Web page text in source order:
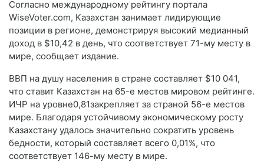
Согласно международному рейтингу портала
WiseVoter.com, Казахстан занимает лидирующие
позиции в регионе, демонстрируя высокий медианный
доход в $10,42 в день, что соответствует 71-му месту в
мире, сообщает издание.
ВВП на душу населения в стране составляет $10 041,
что ставит Казахстан на 65-е местов мировом рейтинге.
ИЧР на уровне0,81закрепляет за страной 56-е местов
мире. Благодаря устойчивому экономическому росту
Казахстану удалось значительно сократить уровень
бедности, который составляет всего 0,01%, что
соответствует 146-му месту в мире.